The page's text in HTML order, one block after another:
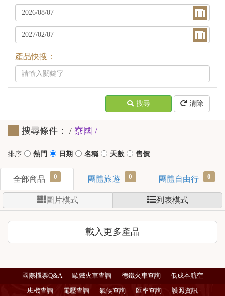
產品快搜：
搜尋 清除
搜尋條件： 寮國
全部商品 0 團體旅遊 0 團體自由行 0
圖片模式 列表模式
載入更多產品
國際機票Q&A 歐鐵火車查詢 德鐵火車查詢
低成本航空
班機查詢
電壓查詢 氣候查詢 匯率查詢
護照資訊